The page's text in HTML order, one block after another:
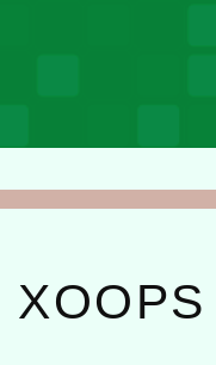
XOOPS